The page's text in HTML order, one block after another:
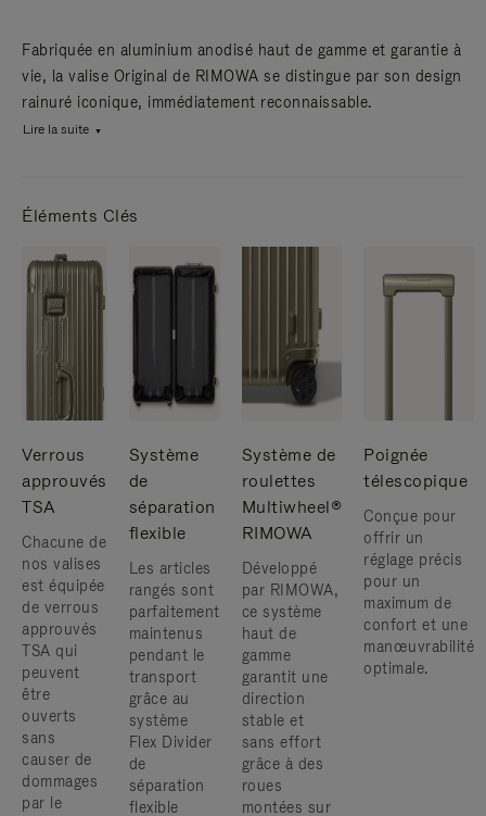
Fabriquée en aluminium anodisé haut de gamme et garantie à
vie, la valise Original de RIMOWA se distingue par son design
rainuré iconique, immédiatement reconnaissable.
Lire la suite
Éléments Clés
Verrous
approuvés
TSA
Chacune de
nos valises
est équipée
de verrous
approuvés
TSA qui
peuvent
être
ouverts
sans
causer de
dommages
par le
Système
de
séparation
flexible
Les articles
rangés sont
parfaitement
maintenus
pendant le
transport
grâce au
système
Flex Divider
de
séparation
flexible
Système de
roulettes
Multiwheel®
RIMOWA
Développé
par RIMOWA,
ce système
haut de
gamme
garantit une
direction
stable et
sans effort
grâce à des
roues
montées sur
Poignée
télescopique
Conçue pour
offrir un
réglage précis
pour un
maximum de
confort et une
manœuvrabilité
optimale.